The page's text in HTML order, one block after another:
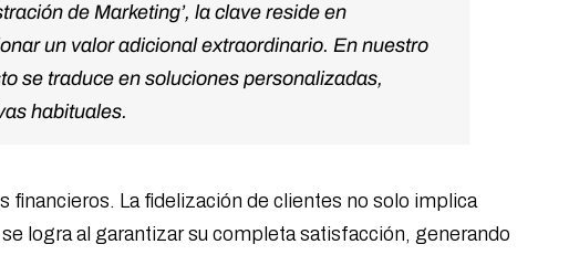
de Marketing’, la clave reside en
un valor adicional extraordinario. En nuestro
se traduce en soluciones personalizadas,
habituales.
La fidelización de clientes no solo implica
logra al garantizar su completa satisfacción, generando